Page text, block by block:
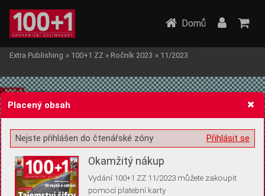
Žádost o souhlas s ukládáním volitelných informací
Domů
Extra Publishing » 100+1 ZZ » Ročník 2023 » 11/2023
Placený obsah
Přihlásit se
Nejste přihlášen do čtenářské zóny
Okamžitý nákup
Vydání 100+1 ZZ 11/2023 můžete zakoupit
pomocí platební karty